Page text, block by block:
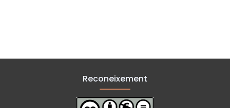
Reconeixement